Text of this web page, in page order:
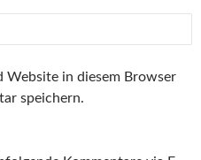
Website in diesem Browser
speichern.